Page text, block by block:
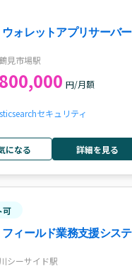
ウォレットアプリサーバ
見市場駅
円/月額
セキュリティ
になる 詳細を見る
可
フィールド業務支援シス
シーサイド駅